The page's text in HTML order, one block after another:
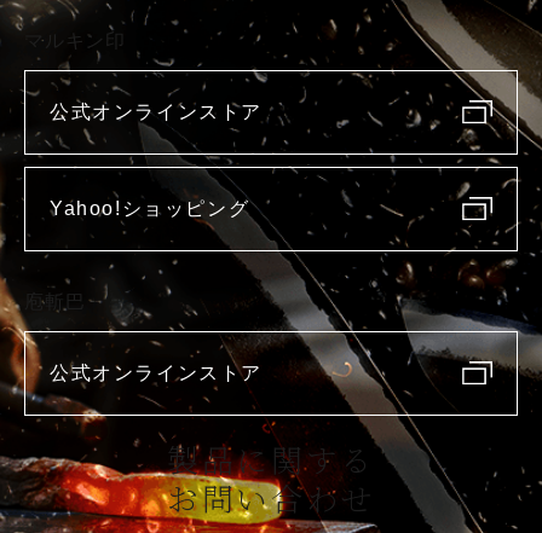
マルキン印
公式オンラインストア
Yahoo!ショッピング
庖斬巴
公式オンラインストア
製品に関する
お問い合わせ